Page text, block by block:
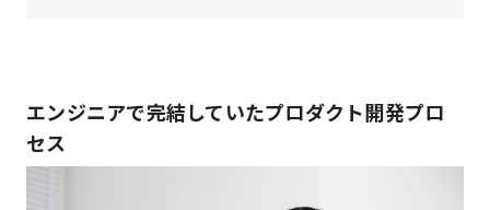
エンジニアで完結していたプロダクト開発プロ
セス